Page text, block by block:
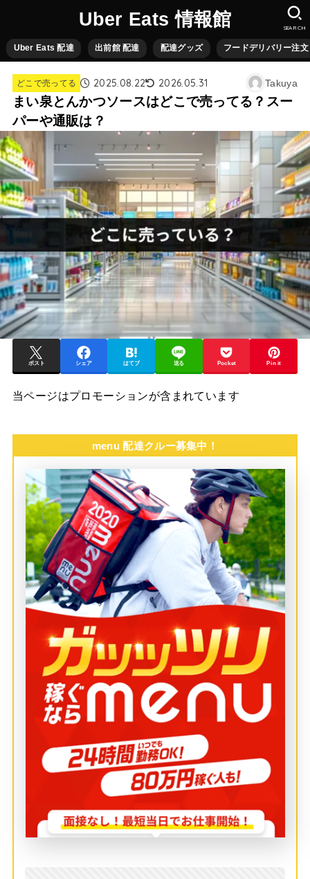
Uber Eats 情報館
Uber Eats 配達 出前館 配達 配達グッズ フードデリバリー注文
SEARCH
どこで売ってる 2025.08.22 2026.05.31 Takuya
まい泉とんかつソースはどこで売ってる？スー
パーや通販は？
ポスト シェア はてブ 送る Pocket Pin it
当ページはプロモーションが含まれています
menu 配達クルー募集中！